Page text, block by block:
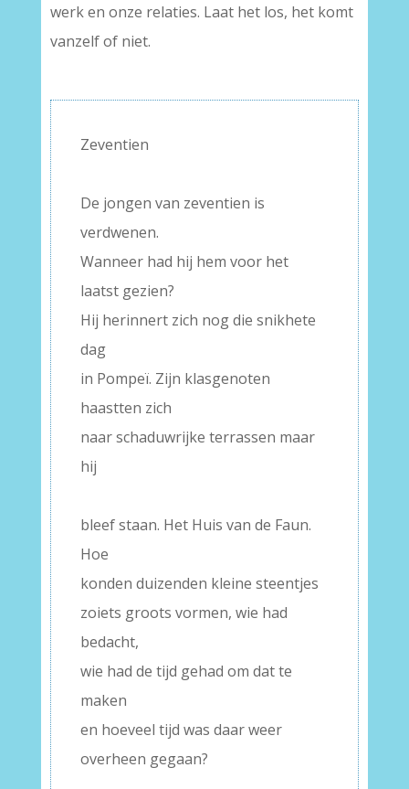
werk en onze relaties. Laat het los, het komt
vanzelf of niet.
Zeventien
De jongen van zeventien is
verdwenen.
Wanneer had hij hem voor het
laatst gezien?
Hij herinnert zich nog die snikhete
dag
in Pompeï. Zijn klasgenoten
haastten zich
naar schaduwrijke terrassen maar
hij
bleef staan. Het Huis van de Faun.
Hoe
konden duizenden kleine steentjes
zoiets groots vormen, wie had
bedacht,
wie had de tijd gehad om dat te
maken
en hoeveel tijd was daar weer
overheen gegaan?